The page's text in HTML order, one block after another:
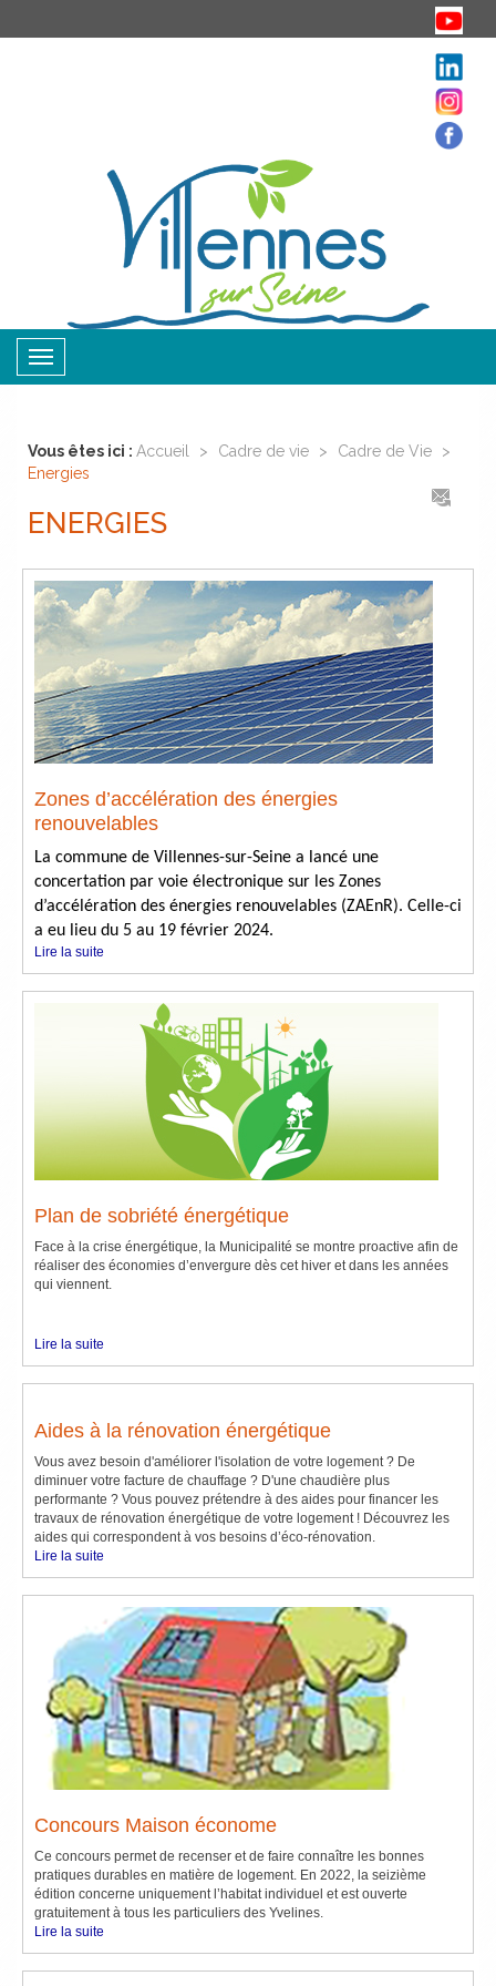
Toggle
navigation
Vous êtes ici : Accueil > Cadre de vie > Cadre de Vie
>
Energies
ENERGIES
Zones d’accélération des énergies
renouvelables
La commune de Villennes-sur-Seine a lancé une
concertation par voie électronique sur les Zones
d’accélération des énergies renouvelables (ZAEnR). Celle-ci
a eu lieu du 5 au 19 février 2024.
Lire la suite
Plan de sobriété énergétique
Face à la crise énergétique, la Municipalité se montre proactive afin de
réaliser des économies d’envergure dès cet hiver et dans les années
qui viennent.
Lire la suite
Aides à la rénovation énergétique
Vous avez besoin d'améliorer l'isolation de votre logement ? De
diminuer votre facture de chauffage ? D'une chaudière plus
performante ? Vous pouvez prétendre à des aides pour financer les
travaux de rénovation énergétique de votre logement ! Découvrez les
aides qui correspondent à vos besoins d’éco-rénovation.
Lire la suite
Concours Maison économe
Ce concours permet de recenser et de faire connaître les bonnes
pratiques durables en matière de logement. En 2022, la seizième
édition concerne uniquement l’habitat individuel et est ouverte
gratuitement à tous les particuliers des Yvelines.
Lire la suite